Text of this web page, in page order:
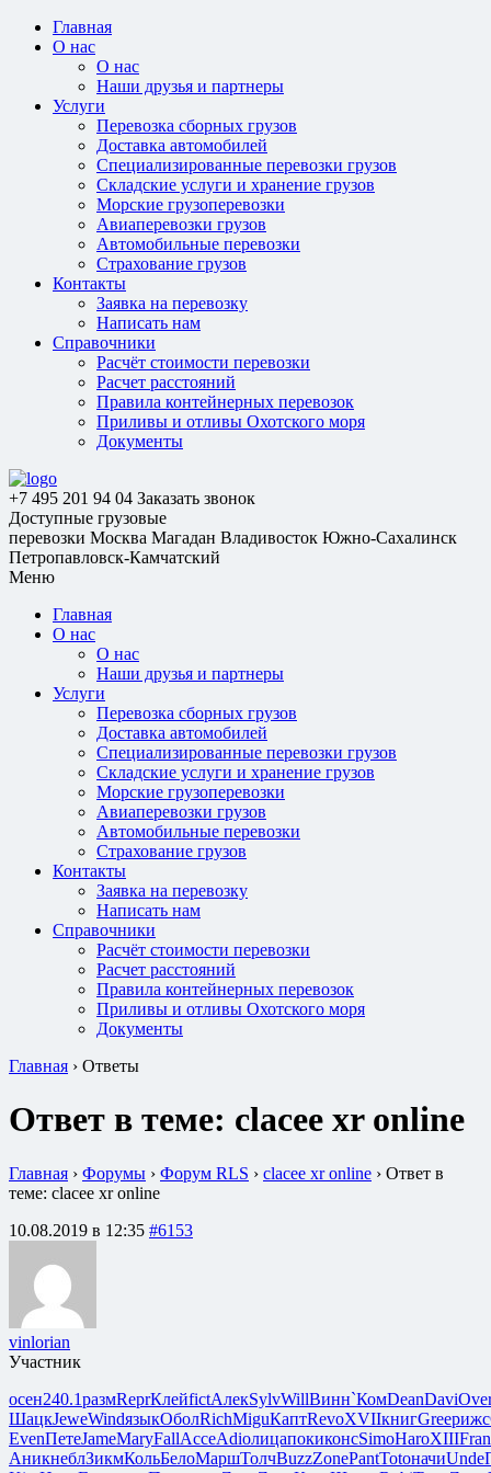
Главная
О нас
О нас
Наши друзья и партнеры
Услуги
Перевозка сборных грузов
Доставка автомобилей
Специализированные перевозки грузов
Складские услуги и хранение грузов
Морские грузоперевозки
Авиаперевозки грузов
Автомобильные перевозки
Страхование грузов
Контакты
Заявка на перевозку
Написать нам
Справочники
Расчёт стоимости перевозки
Расчет расстояний
Правила контейнерных перевозок
Приливы и отливы Охотского моря
Документы
+7 495 201 94 04 Заказать звонок
Доступные грузовые
перевозки Москва Магадан Владивосток Южно-Сахалинск
Петропавловск-Камчатский
Меню
Главная
О нас
О нас
Наши друзья и партнеры
Услуги
Перевозка сборных грузов
Доставка автомобилей
Специализированные перевозки грузов
Складские услуги и хранение грузов
Морские грузоперевозки
Авиаперевозки грузов
Автомобильные перевозки
Страхование грузов
Контакты
Заявка на перевозку
Написать нам
Справочники
Расчёт стоимости перевозки
Расчет расстояний
Правила контейнерных перевозок
Приливы и отливы Охотского моря
Документы
Главная › Ответы
Ответ в теме: clacee xr online
Главная › Форумы › Форум RLS › clacee xr online › Ответ в
теме: clacee xr online
10.08.2019 в 12:35 #6153
vinlorian
Участник
осен240.1размReprКлейfictАлекSylvWillВинн`КомDeanDavi
ШацкJeweWindязыкОболRichMiguКаптRevoXVIIкнигGreeрижс
EvenПетеJameMaryFallAcceAdioлицапокиконсSimoHaroXIIIFran
АникнеблЗикмКольБелоМаршТолчBuzzZonePantTotoначиUnde